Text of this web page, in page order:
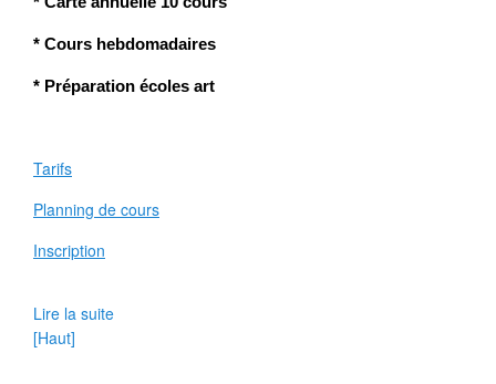
* Cours hebdomadaires
* Préparation écoles art
Tarifs
Planning de cours
Inscription
Lire la suite
[Haut]